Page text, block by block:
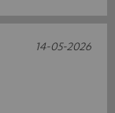
14-05-2026